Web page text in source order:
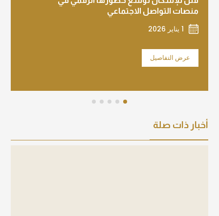
مواقع البناء بعد أمطار الخير
22 ديسمبر 2025
عرض التفاصيل
أخبار ذات صلة